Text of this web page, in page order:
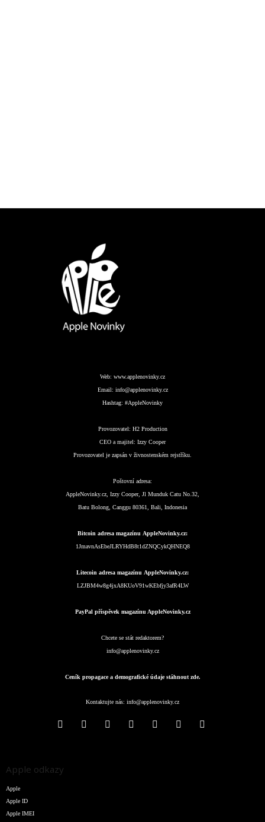
Web: www.applenovinky.cz
Email: info@applenovinky.cz
Hashtag: #AppleNovinky
Provozovatel: H2 Production
CEO a majitel: Izzy Cooper
Provozovatel je zapsán v živnostenském rejstříku.
Poštovní adresa:
AppleNovinky.cz, Izzy Cooper, Jl Munduk Catu No.32,
Batu Bolong, Canggu 80361, Bali, Indonesia
Bitcoin adresa magazínu AppleNovinky.cz:
1JmavnAsEbeJLRYHdB8t1dZNQCykQHNEQ8
Litecoin adresa magazínu AppleNovinky.cz:
LZJBM4w8g4jxA8KUoV91wKEbfjy3afR4LW
PayPal příspěvek magazínu AppleNovinky.cz
Chcete se stát redaktorem?
info@applenovinky.cz
Ceník propagace a demografické údaje stáhnout zde.
Kontaktujte nás: info@applenovinky.cz
Apple odkazy
Apple
Apple ID
Apple IMEI